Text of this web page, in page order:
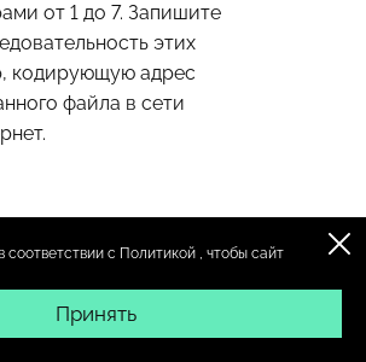
соответствии с Политикой , чтобы сайт
Принять
от 1 до 7. Запишите
этих
кодирующую адрес
файла в сети